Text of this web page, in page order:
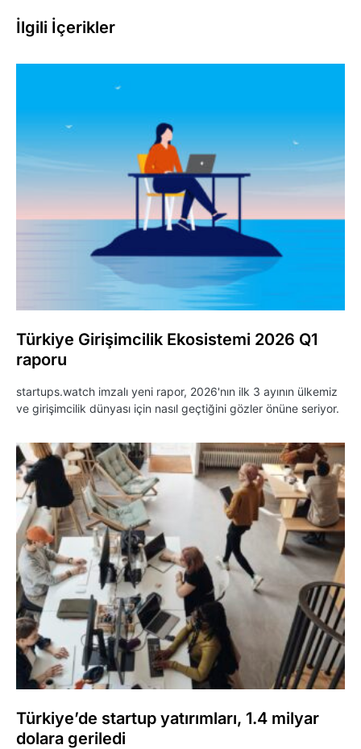
İlgili İçerikler
Türkiye Girişimcilik Ekosistemi 2026 Q1
raporu
startups.watch imzalı yeni rapor, 2026'nın ilk 3 ayının ülkemiz
ve girişimcilik dünyası için nasıl geçtiğini gözler önüne seriyor.
Türkiye’de startup yatırımları, 1.4 milyar
dolara geriledi